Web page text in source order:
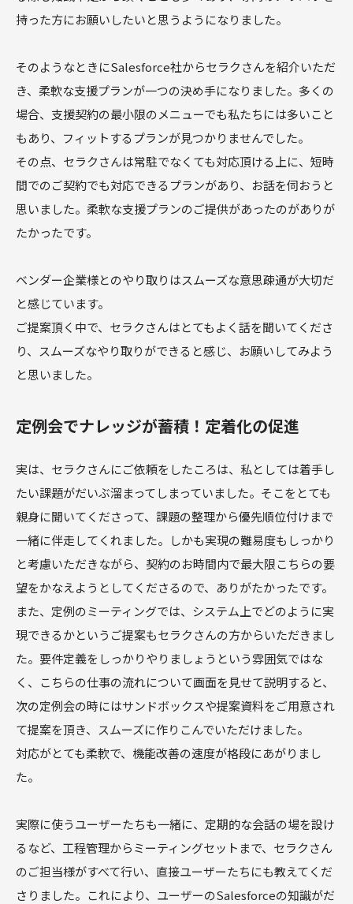
持った方にお願いしたいと思うようになりました。
そのようなときにSalesforce社からセラクさんを紹介いただ
き、柔軟な支援プランが一つの決め手になりました。多くの
場合、支援契約の最小限のメニューでも私たちには多いこと
もあり、フィットするプランが見つかりませんでした。
その点、セラクさんは常駐でなくても対応頂ける上に、短時
間でのご契約でも対応できるプランがあり、お話を伺おうと
思いました。柔軟な支援プランのご提供があったのがありが
たかったです。
ベンダー企業様とのやり取りはスムーズな意思疎通が大切だ
と感じています。
ご提案頂く中で、セラクさんはとてもよく話を聞いてくださ
り、スムーズなやり取りができると感じ、お願いしてみよう
と思いました。
定例会でナレッジが蓄積！定着化の促進
実は、セラクさんにご依頼をしたころは、私としては着手し
たい課題がだいぶ溜まってしまっていました。そこをとても
親身に聞いてくださって、課題の整理から優先順位付けまで
一緒に伴走してくれました。しかも実現の難易度もしっかり
と考慮いただきながら、契約のお時間内で最大限こちらの要
望をかなえようとしてくださるので、ありがたかったです。
また、定例のミーティングでは、システム上でどのように実
現できるかというご提案もセラクさんの方からいただきまし
た。要件定義をしっかりやりましょうという雰囲気ではな
く、こちらの仕事の流れについて画面を見せて説明すると、
次の定例会の時にはサンドボックスや提案資料をご用意され
て提案を頂き、スムーズに作りこんでいただけました。
対応がとても柔軟で、機能改善の速度が格段にあがりまし
た。
実際に使うユーザーたちも一緒に、定期的な会話の場を設け
るなど、工程管理からミーティングセットまで、セラクさん
のご担当様がすべて行い、直接ユーザーたちにも教えてくだ
さりました。これにより、ユーザーのSalesforceの知識がだ